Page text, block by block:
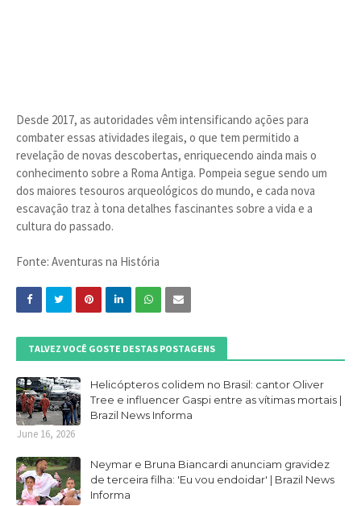
Desde 2017, as autoridades vêm intensificando ações para
combater essas atividades ilegais, o que tem permitido a
revelação de novas descobertas, enriquecendo ainda mais o
conhecimento sobre a Roma Antiga. Pompeia segue sendo um
dos maiores tesouros arqueológicos do mundo, e cada nova
escavação traz à tona detalhes fascinantes sobre a vida e a
cultura do passado.
Fonte: Aventuras na História
TALVEZ VOCÊ GOSTE DESTAS POSTAGENS
Helicópteros colidem no Brasil: cantor Oliver
Tree e influencer Gaspi entre as vítimas mortais |
Brazil News Informa
June 16, 2026
Neymar e Bruna Biancardi anunciam gravidez
de terceira filha: 'Eu vou endoidar' | Brazil News
Informa